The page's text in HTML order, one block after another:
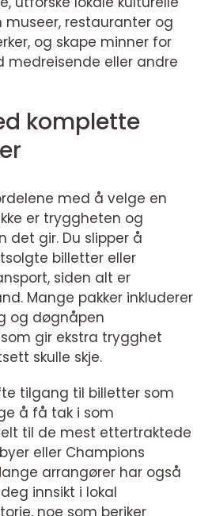
museer, restauranter og
og skape minner for
medreisende eller andre
komplette
med å velge en
er tryggheten og
det gir. Du slipper å
billetter eller
siden alt er
Mange pakker inkluderer
og døgnåpen
gir ekstra trygghet
skulle skje.
tilgang til billetter som
å få tak i som
til de mest ettertraktede
eller Champions
arrangører har også
innsikt i lokal
noe som beriker